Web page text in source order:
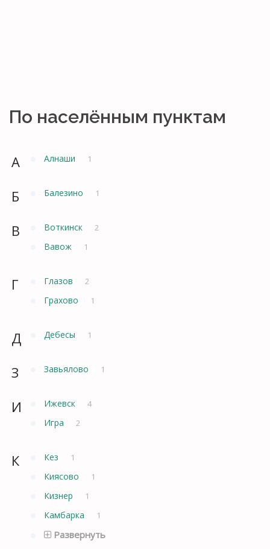
По населённым пунктам
А Алнаши 1
Б Балезино 1
В Воткинск 2
Вавож 1
Г Глазов 2
Грахово 1
Д Дебесы 1
З Завьялово 1
И Ижевск 4
Игра 2
К Кез 1
Киясово 1
Кизнер 1
Камбарка 1
Развернуть